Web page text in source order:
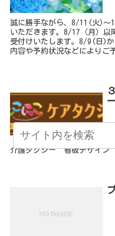
誠に勝手ながら、8/11(火)～
いただきます。8/17（月）以
受付けいたします。8/9(日)
内容や予約状況などによりご
介護タクシー 看板デザイン